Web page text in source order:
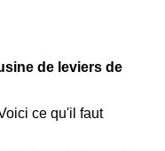
de leviers de
ce qu'il faut